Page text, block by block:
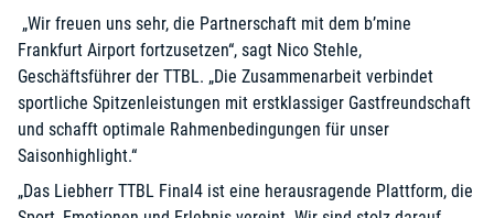
„Wir freuen uns sehr, die Partnerschaft mit dem b’mine
Frankfurt Airport fortzusetzen“, sagt Nico Stehle,
Geschäftsführer der TTBL. „Die Zusammenarbeit verbindet
sportliche Spitzenleistungen mit erstklassiger Gastfreundschaft
und schafft optimale Rahmenbedingungen für unser
Saisonhighlight.“
„Das Liebherr TTBL Final4 ist eine herausragende Plattform, die